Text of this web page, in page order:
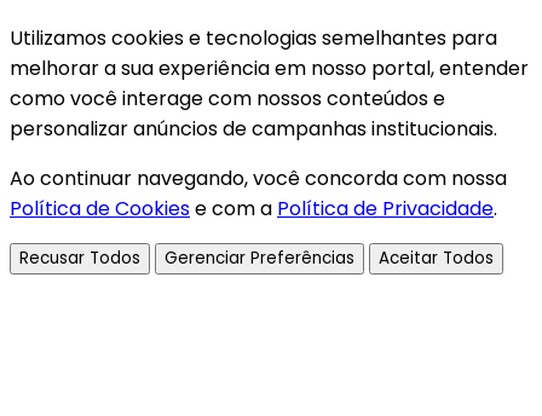
Utilizamos cookies e tecnologias semelhantes para
melhorar a sua experiência em nosso portal, entender
como você interage com nossos conteúdos e
personalizar anúncios de campanhas institucionais.
Ao continuar navegando, você concorda com nossa
Política de Cookiese com a Política de Privacidade.
Recusar Todos Gerenciar Preferências Aceitar Todos